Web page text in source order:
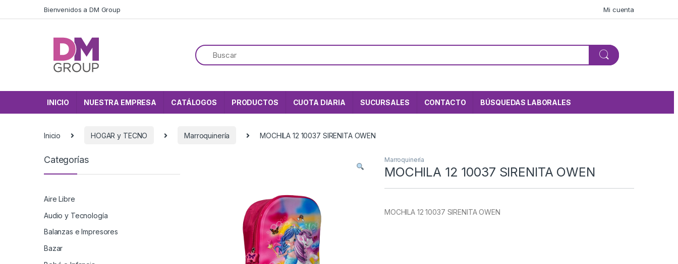
Bienvenidos a DM Group Mi cuenta
INICIO NUESTRA EMPRESA CATÁLOGOS PRODUCTOS CUOTA DIARIA SUCURSALES CONTACTO BÚSQUEDAS LABORALES
Inicio HOGAR y TECNO Marroquinería MOCHILA 12 10037 SIRENITA OWEN
Marroquinería
MOCHILA 12 10037 SIRENITA OWEN
MOCHILA 12 10037 SIRENITA OWEN
Categorías
Aire Libre
Audio y Tecnología
Balanzas e Impresores
Bazar